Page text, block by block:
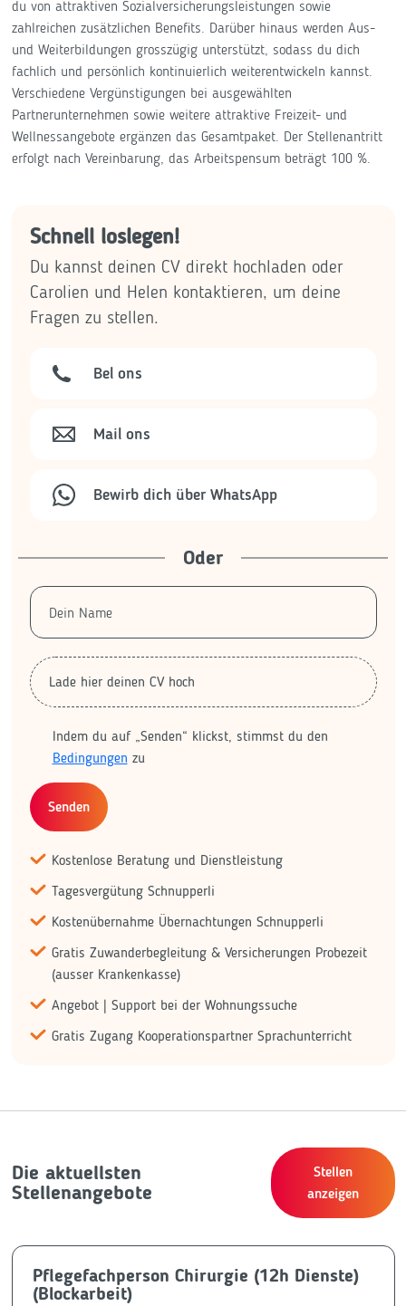
du von attraktiven Sozialversicherungsleistungen sowie
zahlreichen zusätzlichen Benefits. Darüber hinaus werden Aus-
und Weiterbildungen grosszügig unterstützt, sodass du dich
fachlich und persönlich kontinuierlich weiterentwickeln kannst.
Verschiedene Vergünstigungen bei ausgewählten
Partnerunternehmen sowie weitere attraktive Freizeit- und
Wellnessangebote ergänzen das Gesamtpaket. Der Stellenantritt
erfolgt nach Vereinbarung, das Arbeitspensum beträgt 100 %.
Schnell loslegen!
Du kannst deinen CV direkt hochladen oder
Carolien und Helen kontaktieren, um deine
Fragen zu stellen.
Bel ons
Mail ons
Bewirb dich über WhatsApp
Oder
Lade hier deinen CV hoch
Indem du auf „Senden“ klickst, stimmst du den
Bedingungen zu
Senden
Kostenlose Beratung und Dienstleistung
Tagesvergütung Schnupperli
Kostenübernahme Übernachtungen Schnupperli
Gratis Zuwanderbegleitung & Versicherungen Probezeit
(ausser Krankenkasse)
Angebot | Support bei der Wohnungssuche
Gratis Zugang Kooperationspartner Sprachunterricht
Die aktuellsten
Stellenangebote
Stellen
anzeigen
Pflegefachperson Chirurgie (12h Dienste)
(Blockarbeit)